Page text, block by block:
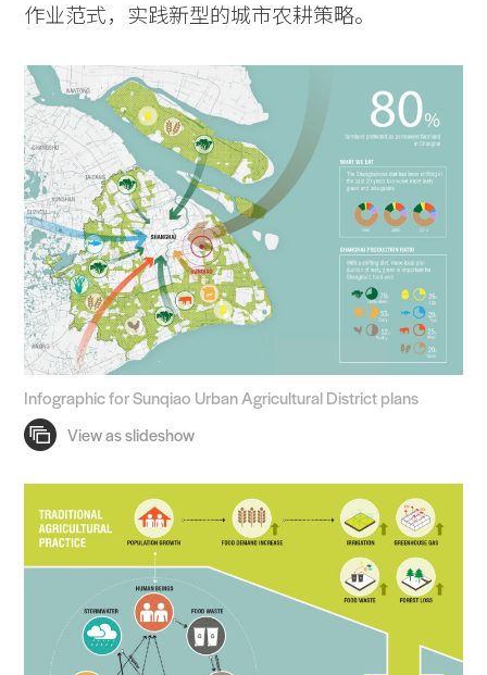
作业范式，实践新型的城市农耕策略。
Infographic for Sunqiao Urban Agricultural District plans